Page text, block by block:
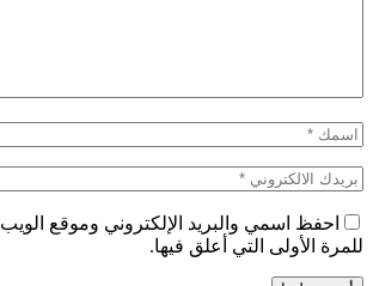
احفظ اسمي والبريد الإلكتروني وموقع
للمرة الأولى التي أعلق فيها.